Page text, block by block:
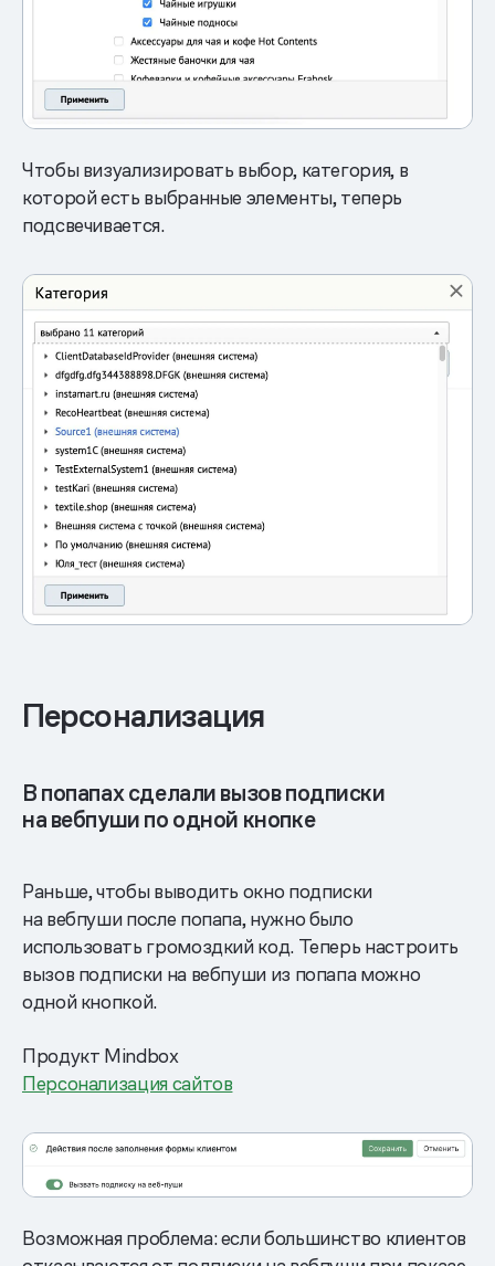
Чтобы визуализировать выбор, категория, в
которой есть выбранные элементы, теперь
подсвечивается.
Персонализация
В попапах сделали вызов подписки
на вебпуши по одной кнопке
Раньше, чтобы выводить окно подписки
на вебпуши после попапа, нужно было
использовать громоздкий код. Теперь настроить
вызов подписки на вебпуши из попапа можно
одной кнопкой.
Продукт Mindbox
Персонализация сайтов
Возможная проблема: если большинство клиентов